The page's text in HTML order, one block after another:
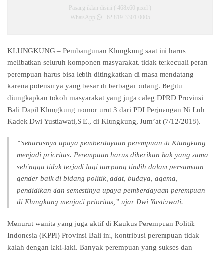
Pasang iklan disini ( 468x60 pixel )
WhatsApp
+62 819-3301-0005
KLUNGKUNG – Pembangunan Klungkung saat ini harus
melibatkan seluruh komponen masyarakat, tidak terkecuali peran
perempuan harus bisa lebih ditingkatkan di masa mendatang
karena potensinya yang besar di berbagai bidang. Begitu
diungkapkan tokoh masyarakat yang juga caleg DPRD Provinsi
Bali Dapil Klungkung nomor urut 3 dari PDI Perjuangan Ni Luh
Kadek Dwi Yustiawati,S.E., di Klungkung, Jum’at (7/12/2018).
“Seharusnya upaya pemberdayaan perempuan di Klungkung
menjadi prioritas. Perempuan harus diberikan hak yang sama
sehingga tidak terjadi lagi tumpang tindih dalam persamaan
gender baik di bidang politik, adat, budaya, agama,
pendidikan dan semestinya upaya pemberdayaan perempuan
di Klungkung menjadi prioritas,” ujar Dwi Yustiawati.
Menurut wanita yang juga aktif di Kaukus Perempuan Politik
Indonesia (KPPI) Provinsi Bali ini, kontribusi perempuan tidak
kalah dengan laki-laki. Banyak perempuan yang sukses dan